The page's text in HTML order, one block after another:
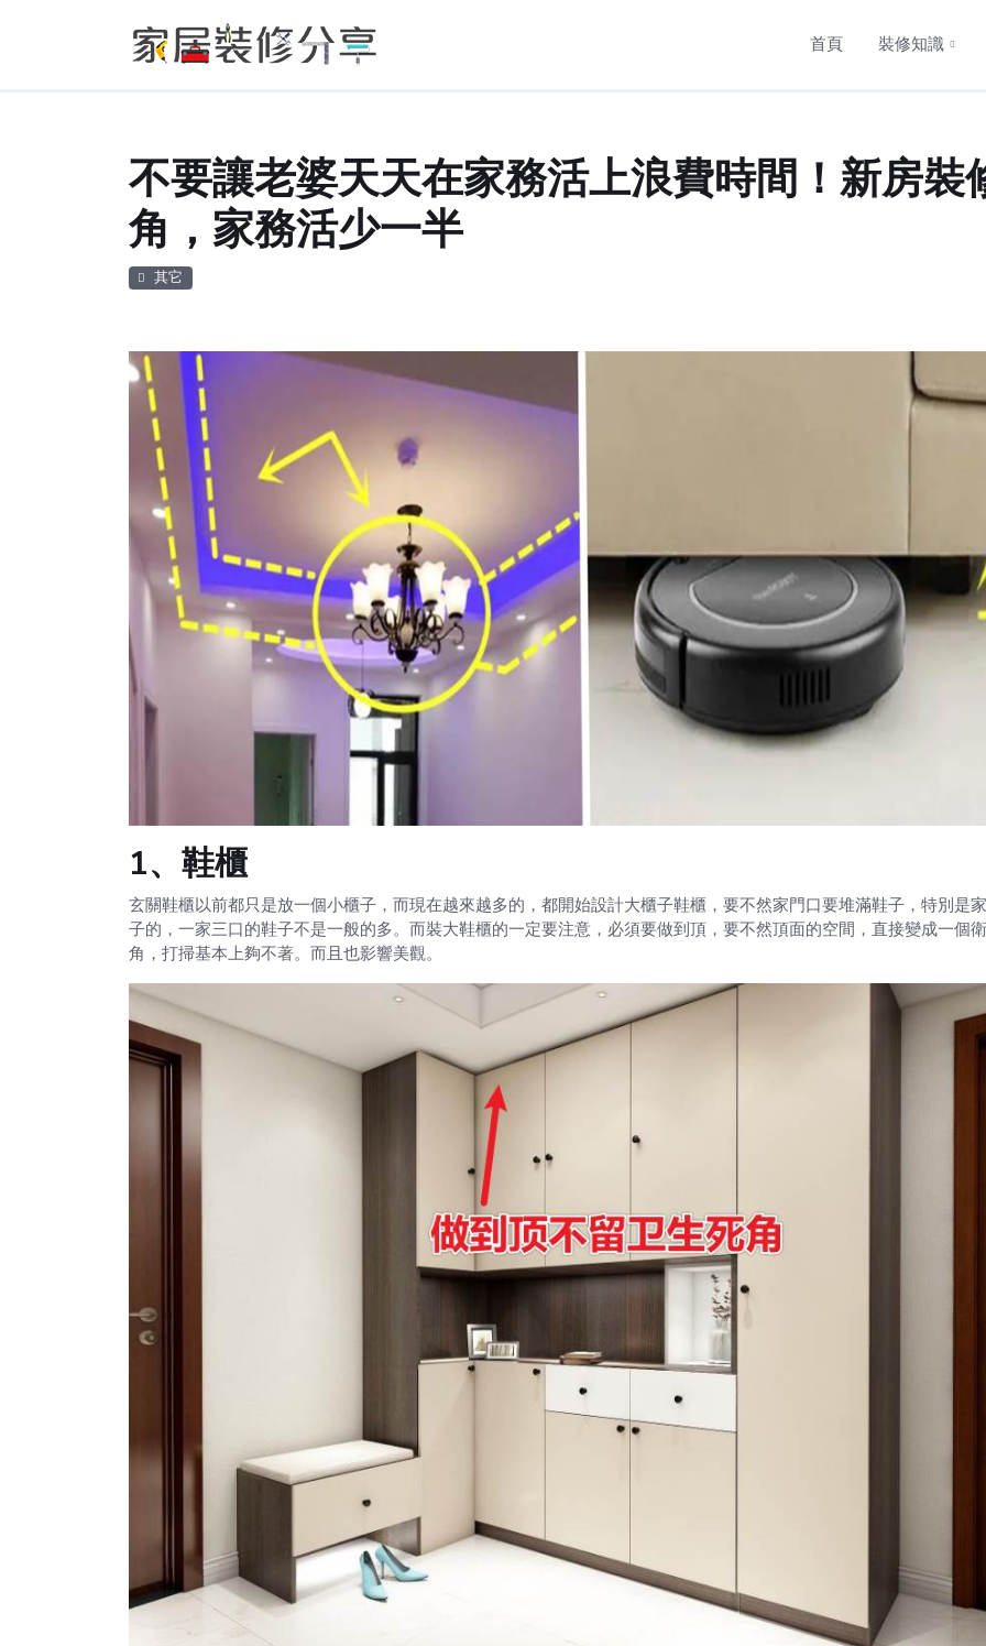
首頁 裝修知識
不要讓老婆天天在家務活上浪費時間！新房
角，家務活少一半
其它
1、鞋櫃
玄關鞋櫃以前都只是放一個小櫃子，而現在越來越多的，都開始設計大櫃子鞋櫃，要不然家門口要堆滿鞋子，特別是
子的，一家三口的鞋子不是一般的多。而裝大鞋櫃的一定要注意，必須要做到頂，要不然頂面的空間，直接變成一個
角，打掃基本上夠不著。而且也影響美觀。